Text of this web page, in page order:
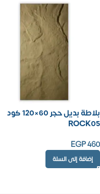
بلاطة بديل حجر 60×120 كود
ROCK05
EGP460
إضافة إلى السلة